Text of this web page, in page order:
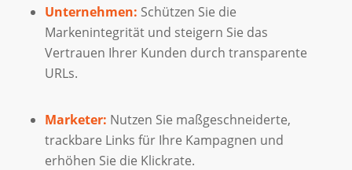
Unternehmen: Schützen Sie die
Markenintegrität und steigern Sie das
Vertrauen Ihrer Kunden durch transparente
URLs.
Marketer: Nutzen Sie maßgeschneiderte,
trackbare Links für Ihre Kampagnen und
erhöhen Sie die Klickrate.